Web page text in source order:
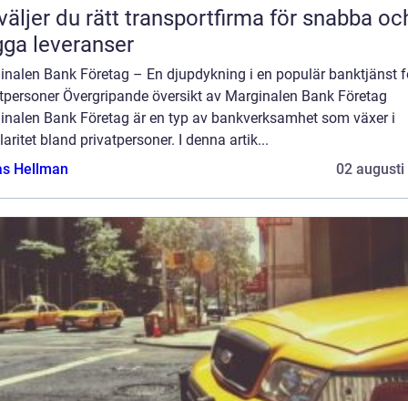
du rätt transportfirma för snabba
leveranser
Bank Företag – En djupdykning i en populär banktjänst
Övergripande översikt av Marginalen Bank Företag
Bank Företag är en typ av bankverksamhet som växer i
bland privatpersoner. I denna artik...
Hellman
02 augusti